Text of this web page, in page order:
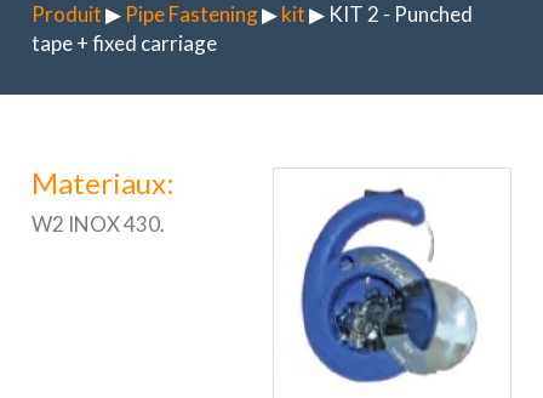
Produit▶ Pipe Fastening▶kit▶ KIT 2 - Punched
tape + fixed carriage
Materiaux:
W2 INOX 430.